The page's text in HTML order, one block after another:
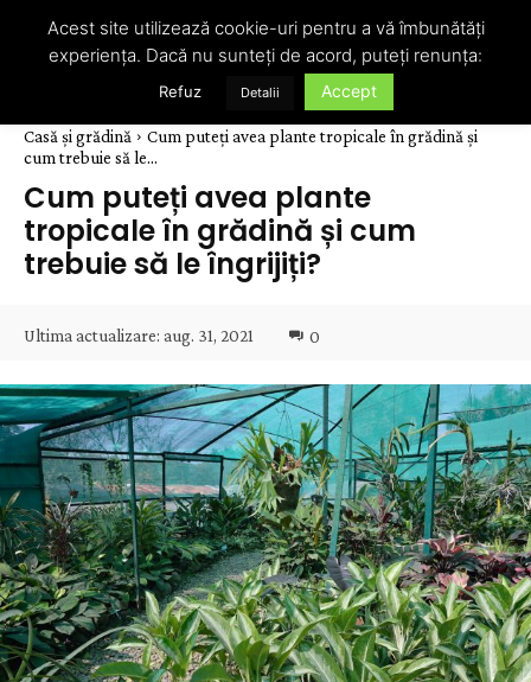
Casă și grădină
Cum puteți avea plante tropicale în grădină și
cum trebuie să le...
Cum puteți avea plante
tropicale în grădină și cum
trebuie să le îngrijiți?
Ultima actualizare: aug. 31, 2021 0
Acest site utilizează cookie-uri pentru a vă îmbunătăți
experiența. Dacă nu sunteți de acord, puteți renunța:
Refuz Detalii Accept